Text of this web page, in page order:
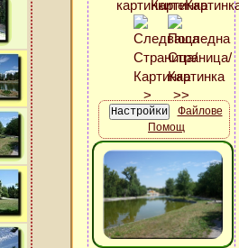
Файлове
Помощ